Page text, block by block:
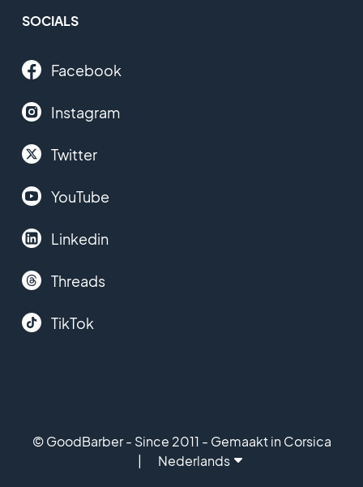
SOCIALS
Facebook
Instagram
Twitter
YouTube
Linkedin
Threads
TikTok
© GoodBarber - Since 2011 - Gemaakt in Corsica
Nederlands